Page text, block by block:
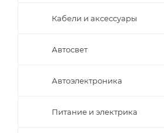
Кабели и аксессуары
Автосвет
Автоэлектроника
Питание и электрика